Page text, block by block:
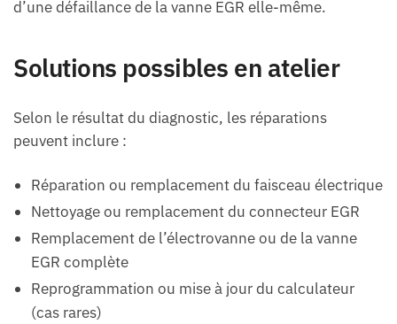
d’une défaillance de la vanne EGR elle-même.
Solutions possibles en atelier
Selon le résultat du diagnostic, les réparations
peuvent inclure :
Réparation ou remplacement du faisceau électrique
Nettoyage ou remplacement du connecteur EGR
Remplacement de l’électrovanne ou de la vanne
EGR complète
Reprogrammation ou mise à jour du calculateur
(cas rares)